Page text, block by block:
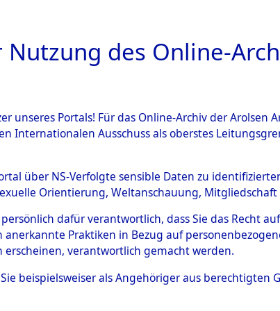
BESTANDSBESCHREIBUNG ARCHIVALE
zu den
(84603828)→0080
0080
des Online-
unseres Portals! Für das Online-Archiv der
Internationalen Ausschuss als oberstes
über NS-Verfolgte sensible Daten zu
Orientierung, Weltanschauung,
dafür verantwortlich, dass Sie das Recht
Praktiken in Bezug auf
verantwortlich gemacht werden.
beispielsweiser als Angehöriger aus